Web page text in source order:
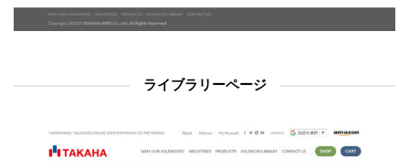
ライブラリーページ